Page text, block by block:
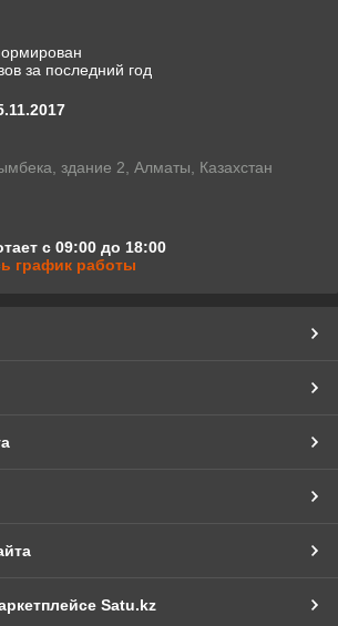
за последний год
здание 2, Алматы, Казахстан
с 09:00 до 18:00
график работы
Satu.kz